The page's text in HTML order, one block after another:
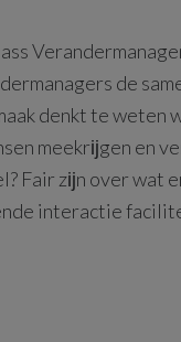
de
denkt te weten
meekrĳgen en
Fair zĳn over wat
interactie